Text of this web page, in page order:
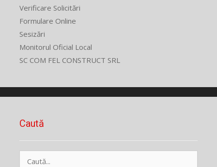
Verificare Solicitări
Formulare Online
Sesizări
Monitorul Oficial Local
SC COM FEL CONSTRUCT SRL
Caută